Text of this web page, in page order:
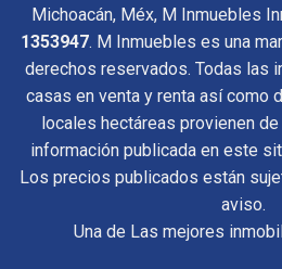
Michoacán, Méx, M Inmuebles
1353947. M Inmuebles es una
derechos reservados. Todas las
casas en venta y renta así como
locales hectáreas provienen
información publicada en este
Los precios publicados están
aviso.
Una de Las mejores